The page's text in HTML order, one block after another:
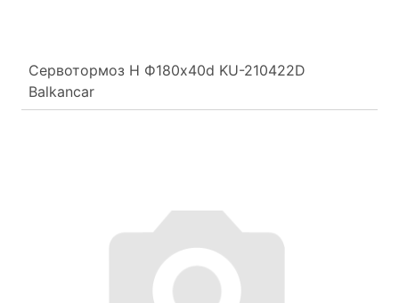
Сервотормоз Н Ф180х40d KU-210422D
Balkancar